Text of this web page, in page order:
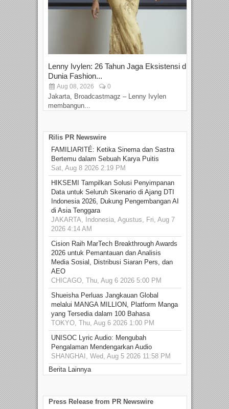
Lenny Ivylen: 26 Tahun Jaga Eksistensi di
Dunia Fashion...
Aug 08, 2026 0
Jakarta, Broadcastmagz – Lenny Ivylen
membangun...
Rilis PR Newswire
FAMILIARITÉ: Ketika Sinema dan Sastra
Bertemu dalam Sebuah Karya Puitis
Sat, Aug 8 2026 2:19 PM
HIKSEMI Tampilkan Solusi Penyimpanan
Data untuk Seluruh Skenario di Ajang DTI
Indonesia 2026, Dukung Pengembangan AI
di Asia Tenggara
JAKARTA, Indonesia, Agustus, Fri, Aug 7
2026 4:14 AM
Cision Raih MarTech Breakthrough Awards
2026 untuk Pemantauan dan Analisis
Media Sosial, Distribusi Siaran Pers, dan
AEO
CHICAGO, Thu, Aug 6 2026 5:00 PM
Shueisha Perluas Jangkauan Global
melalui MANGA MILLION, Platform Manga
yang Tersedia dalam 100 Bahasa
TOKYO, Thu, Aug 6 2026 1:00 PM
UNISOC Lyric Audio: Mengubah
Pengalaman Mendengarkan Audio
SHANGHAI, Wed, Aug 5 2026 11:58 PM
Berita Lainnya
Press Release from PR Newswire